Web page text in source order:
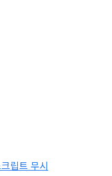
립트 무시